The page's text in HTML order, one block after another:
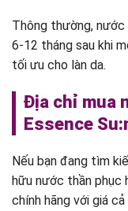
Thông thường,
6-12 tháng sau khi
tối ưu cho làn da.
Địa chỉ mua
Essence
Nếu bạn đang tìm
hữu nước thần phục
chính hãng với giá